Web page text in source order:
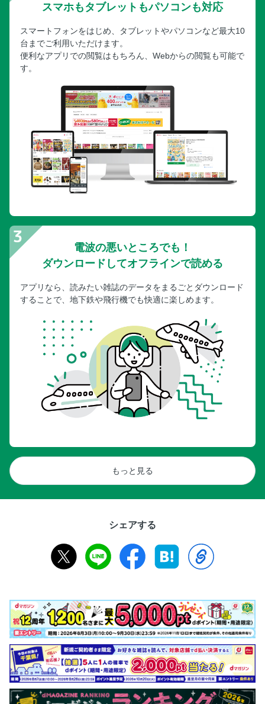
スマホもタブレットもパソコンも対応
スマートフォンをはじめ、タブレットやパソコンなど最大10
台までご利用いただけます。
便利なアプリでの閲覧はもちろん、Webからの閲覧も可能で
す。
電波の悪いところでも！
ダウンロードしてオフラインで読める
アプリなら、読みたい雑誌のデータをまるごとダウンロード
することで、地下鉄や飛行機でも快適に楽しめます。
もっと見る
シェアする